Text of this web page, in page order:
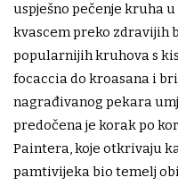
uspješno pečenje kruha
kvascem preko zdravijih
popularnijih kruhova s
focaccia do kroasana i
nagrađivanog pekara
predočena je korak po
Paintera, koje otkrivaju
pamtivijeka bio temelj